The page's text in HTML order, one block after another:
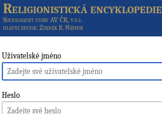
Religionistická encyklopedie
Sociologický ústav AV ČR, v.v.i.
hlavní editor: Zdeněk R. Nešpor
Uživatelské jméno
Heslo